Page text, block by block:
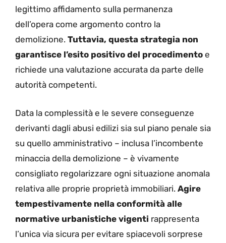
legittimo affidamento sulla permanenza
dell’opera come argomento contro la
demolizione. Tuttavia, questa strategia non
garantisce l’esito positivo del procedimento e
richiede una valutazione accurata da parte delle
autorità competenti.
Data la complessità e le severe conseguenze
derivanti dagli abusi edilizi sia sul piano penale sia
su quello amministrativo – inclusa l’incombente
minaccia della demolizione – è vivamente
consigliato regolarizzare ogni situazione anomala
relativa alle proprie proprietà immobiliari. Agire
tempestivamente nella conformità alle
normative urbanistiche vigenti rappresenta
l’unica via sicura per evitare spiacevoli sorprese